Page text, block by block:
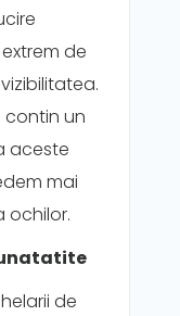
de
contin un
aceste
mai
ochilor.
de